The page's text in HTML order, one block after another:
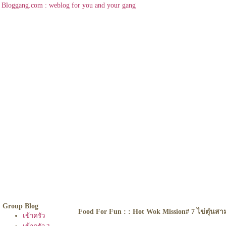
Bloggang.com : weblog for you and your gang
Group Blog
เข้าครัว
Food For Fun : : Hot Wok Mission# 7 ไข่ตุ๋นสา